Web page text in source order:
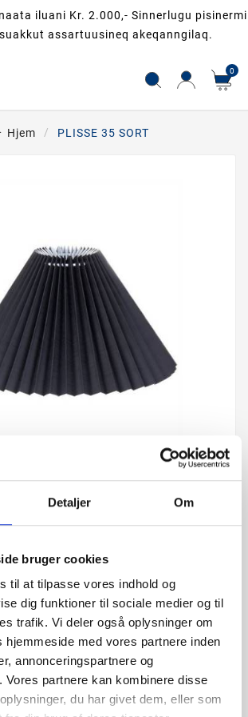
Detaljer Om
bruger cookies
til at tilpasse vores indhold og
dig funktioner til sociale medier og til
trafik. Vi deler også oplysninger om
hjemmeside med vores partnere inden
annonceringspartnere og
Vores partnere kan kombinere disse
du har givet dem, eller som
iluani Kr. 2.000,- Sinnerlugu pisinermi
assartuusineq akeqanngilaq.
0
Hjem PLISSE 35 SORT
kr
I STOF